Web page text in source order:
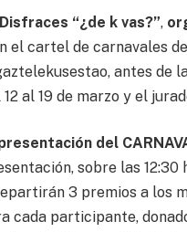
“¿de k vas?”,
el cartel de carnavales
antes de
al 19 de marzo y el
del
sobre las
3 premios a los
cada participante,